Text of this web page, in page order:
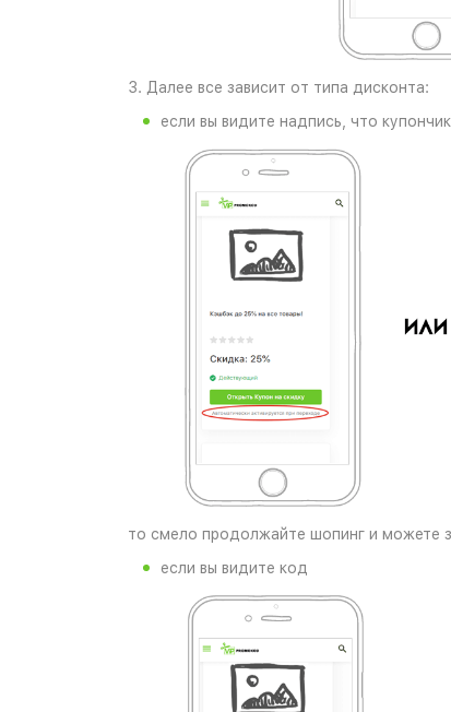
3. Далее все зависит от типа дисконта:
если вы видите надпись, что
то смело продолжайте шопинг и можете
если вы видите код